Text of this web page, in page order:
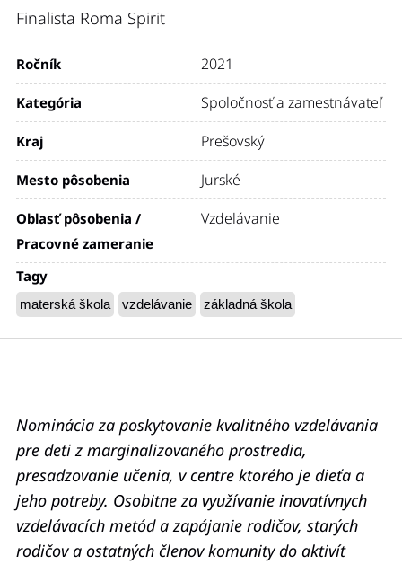
Finalista Roma Spirit
Ročník 2021
Kategória Spoločnosť a zamestnávateľ
Kraj Prešovský
Mesto pôsobenia Jurské
Oblasť pôsobenia /
Pracovné zameranie
Vzdelávanie
Tagy
materská škola vzdelávanie základná škola
Nominácia za poskytovanie kvalitného vzdelávania
pre deti z marginalizovaného prostredia,
presadzovanie učenia, v centre ktorého je dieťa a
jeho potreby. Osobitne za využívanie inovatívnych
vzdelávacích metód a zapájanie rodičov, starých
rodičov a ostatných členov komunity do aktivít